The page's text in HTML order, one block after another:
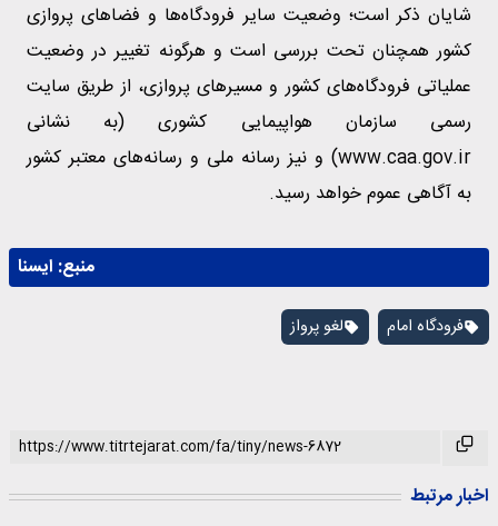
شایان ذکر است؛ وضعیت سایر فرودگاه‌ها و فضاهای پروازی
کشور همچنان تحت بررسی است و هرگونه تغییر در وضعیت
عملیاتی فرودگاه‌های کشور و مسیرهای پروازی، از طریق سایت
رسمی سازمان هواپیمایی کشوری (به نشانی
www.caa.gov.ir) و نیز رسانه ملی و رسانه‌های معتبر کشور
به آگاهی عموم خواهد رسید.
منبع: ايسنا
فرودگاه امام لغو پرواز
اخبار مرتبط